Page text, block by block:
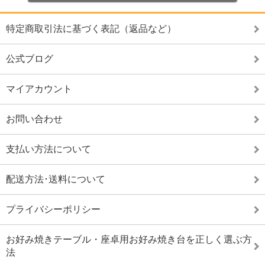
特定商取引法に基づく表記（返品など）
公式ブログ
マイアカウント
お問い合わせ
支払い方法について
配送方法･送料について
プライバシーポリシー
お好み焼きテーブル・座卓用お好み焼き台を正しく選ぶ方
法